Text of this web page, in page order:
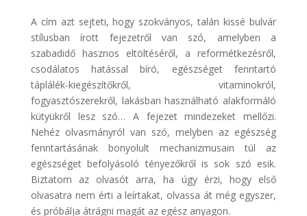
A cím azt sejteti, hogy szokványos, talán kissé bulvár
stílusban írott fejezetről van szó, amelyben a
szabadidő hasznos eltöltéséről, a reformétkezésről,
csodálatos hatással bíró, egészséget fenntartó
táplálék-kiegészítőkről, vitaminokról,
fogyasztószerekről, lakásban használható alakformáló
kütyükről lesz szó… A fejezet mindezeket mellőzi.
Nehéz olvasmányról van szó, melyben az egészség
fenntartásának bonyolult mechanizmusain túl az
egészséget befolyásoló tényezőkről is sok szó esik.
Biztatom az olvasót arra, ha úgy érzi, hogy első
olvasatra nem érti a leírtakat, olvassa át még egyszer,
és próbálja átrágni magát az egész anyagon.